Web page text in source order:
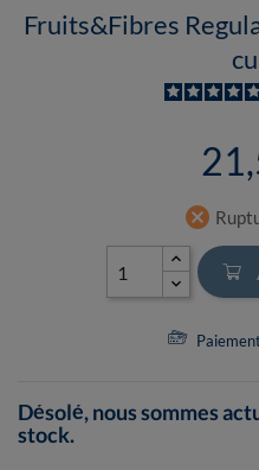
Fruits&Fibres
cancel
Désolé, nous sommes
stock.